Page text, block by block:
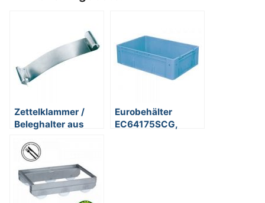
Zettelklammer /
Beleghalter aus
Eurobehälter
Eurobehälter
EC64175SCG,